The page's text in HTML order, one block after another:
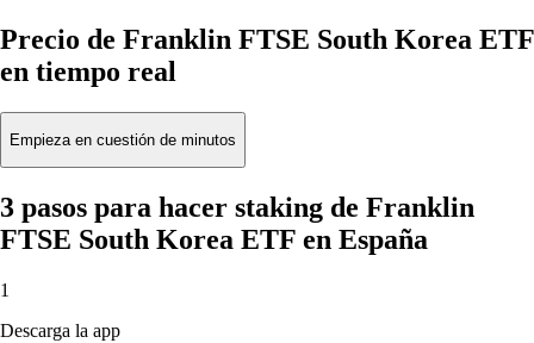
Precio de Franklin FTSE South Korea ETF
en tiempo real
Empieza en cuestión de minutos
3 pasos para hacer staking de Franklin
FTSE South Korea ETF en España
1
Descarga la app